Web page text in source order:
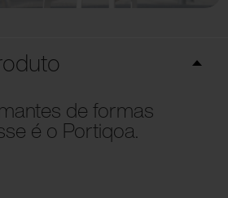
de formas
é o Portiqoa.